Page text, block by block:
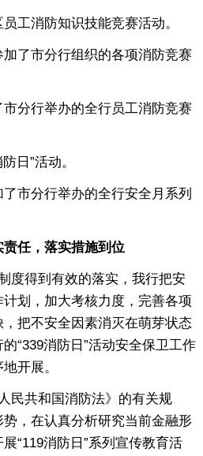
消防知识技能竞赛活动。
了市分行组织的各项消防竞赛
分行举办的全行员工消防竞赛
日”活动。
分行举办的全行安全月系列
任，落实措施到位
得到有效的落实，我行把安
划，加大考核力度，完善各项
把不安全因素消灭在萌芽状态
“339消防日”活动安全保卫工作
开展。
共和国消防法》的有关规
，在认真分析研究当前金融形
“119消防日”系列宣传教育活